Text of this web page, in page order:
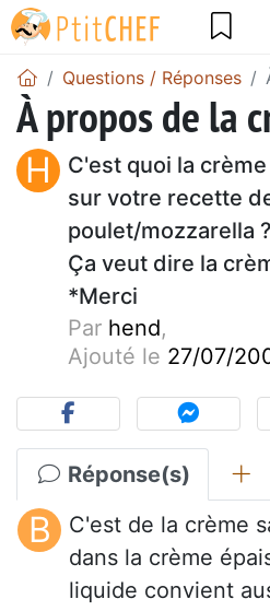
Questions / Réponses
À propos de la
H
C'est quoi la
sur votre recette
poulet/mozzarella ?
Ça veut dire la
*Merci
Par hend,
Ajouté le 27/07/
Réponse(s)
B
C'est de la crème
dans la crème
liquide convient